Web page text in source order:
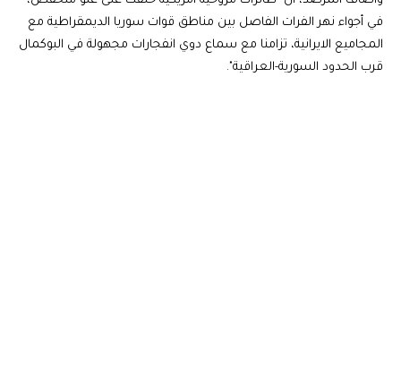
في أجواء نهر الفرات الفاصل بين مناطق قوات سوريا الديمقراطية مع
المجاميع الايرانية، تزامنا مع سماع دوي انفجارات مجهولة في البوكمال
قرب الحدود السورية-العراقية".